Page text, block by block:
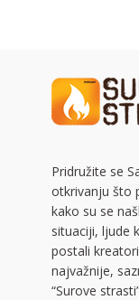
Pridružite se
otkrivanju što
kako su se
situaciji, ljude
postali
najvažnije,
“Surove